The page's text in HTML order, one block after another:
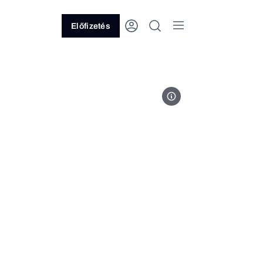
Előfizetés
MTI/Máthé Zoltán